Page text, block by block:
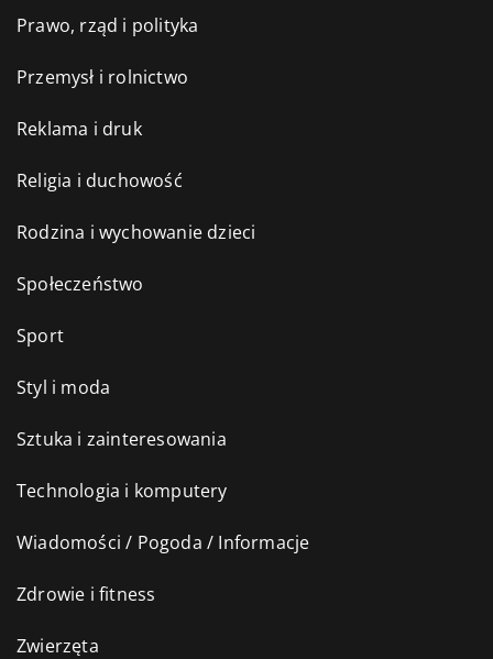
Prawo, rząd i polityka
Przemysł i rolnictwo
Reklama i druk
Religia i duchowość
Rodzina i wychowanie dzieci
Społeczeństwo
Sport
Styl i moda
Sztuka i zainteresowania
Technologia i komputery
Wiadomości / Pogoda / Informacje
Zdrowie i fitness
Zwierzęta